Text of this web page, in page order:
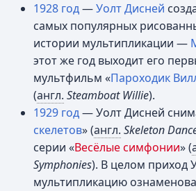
1928 год—Уолт Дисней
самых популярных
истории мультипликации —
этот же год выходит его
мультфильм «Пароходик
(англ. Steamboat Willie).
1929 год— Уолт Дисней
скелетов» (англ. Skeleton
серии «Весёлые симфонии» (
Symphonies). В целом приход
мультипликацию